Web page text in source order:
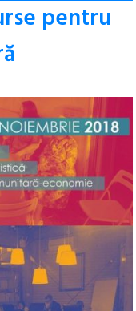
pentru